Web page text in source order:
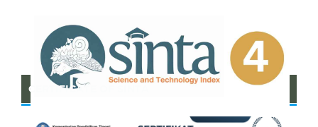
CERTIFICATE OF SINTA